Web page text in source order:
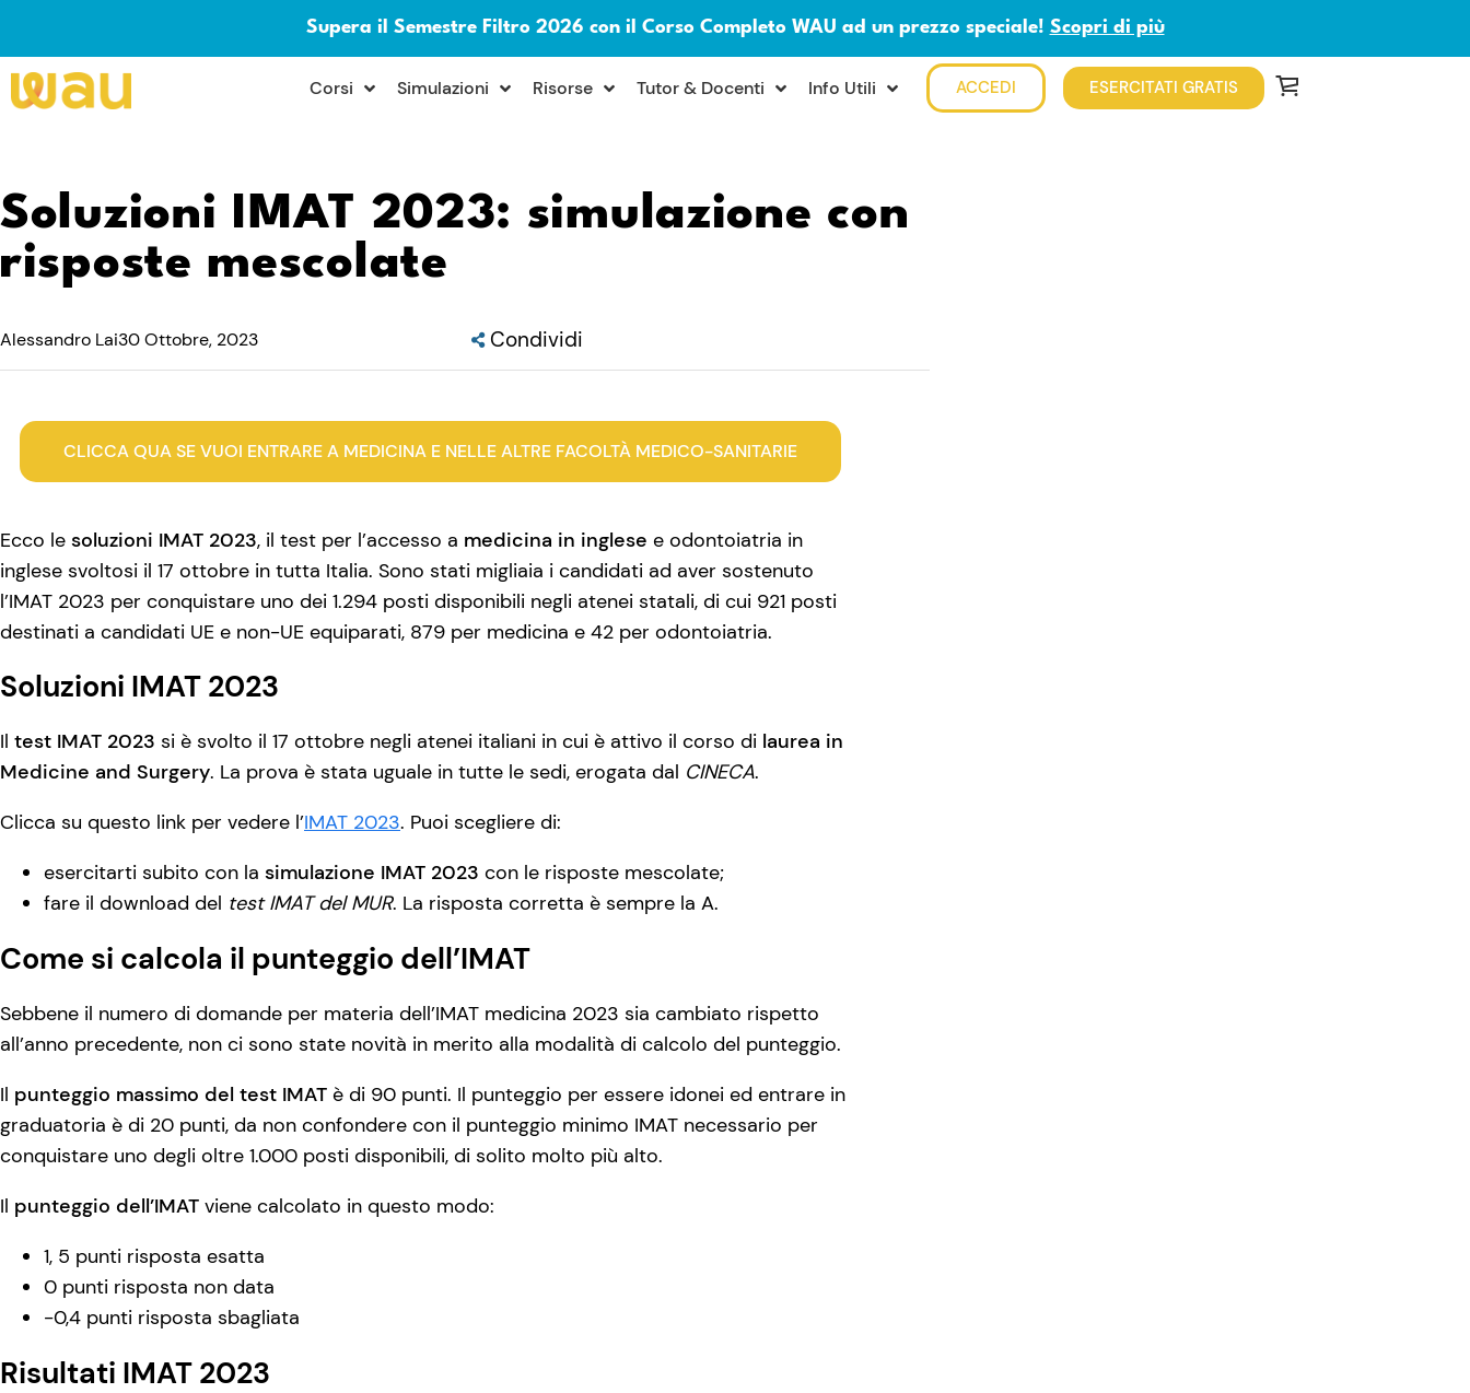
Supera il Semestre Filtro 2026 con il Corso Completo WAU ad un prezzo speciale! Scopri di più
× Corsi Simulazioni Risorse Tutor & Docenti Info Utili ACCEDI ESERCITATI GRATIS
Soluzioni IMAT 2023: simulazione con
risposte mescolate
Alessandro Lai30 Ottobre, 2023 Condividi
CLICCA QUA SE VUOI ENTRARE A MEDICINA E NELLE ALTRE FACOLTÀ MEDICO-SANITARIE
Ecco le soluzioni IMAT 2023, il test per l’accesso a medicina in inglese e odontoiatria in
inglese svoltosi il 17 ottobre in tutta Italia. Sono stati migliaia i candidati ad aver sostenuto
l’IMAT 2023 per conquistare uno dei 1.294 posti disponibili negli atenei statali, di cui 921 posti
destinati a candidati UE e non-UE equiparati, 879 per medicina e 42 per odontoiatria.
Soluzioni IMAT 2023
Il test IMAT 2023 si è svolto il 17 ottobre negli atenei italiani in cui è attivo il corso di laurea in
Medicine and Surgery. La prova è stata uguale in tutte le sedi, erogata dal CINECA.
Clicca su questo link per vedere l’IMAT 2023. Puoi scegliere di:
esercitarti subito con la simulazione IMAT 2023 con le risposte mescolate;
fare il download del test IMAT del MUR. La risposta corretta è sempre la A.
Come si calcola il punteggio dell’IMAT
Sebbene il numero di domande per materia dell’IMAT medicina 2023 sia cambiato rispetto
all’anno precedente, non ci sono state novità in merito alla modalità di calcolo del punteggio.
Il punteggio massimo del test IMAT è di 90 punti. Il punteggio per essere idonei ed entrare in
graduatoria è di 20 punti, da non confondere con il punteggio minimo IMAT necessario per
conquistare uno degli oltre 1.000 posti disponibili, di solito molto più alto.
Il punteggio dell’IMAT viene calcolato in questo modo:
1, 5 punti risposta esatta
0 punti risposta non data
-0,4 punti risposta sbagliata
Risultati IMAT 2023